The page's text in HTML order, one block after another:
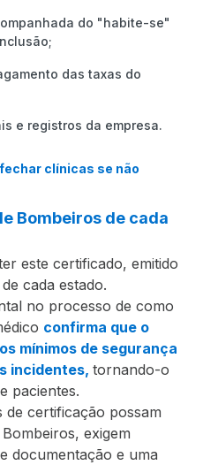
do "habite-se"
das taxas do
e registros da empresa.
clínicas se não
Bombeiros de cada
este certificado, emitido
cada estado.
no processo de como
confirma que o
mínimos de segurança
incidentes, tornando-o
pacientes.
certificação possam
exigem
documentação e uma